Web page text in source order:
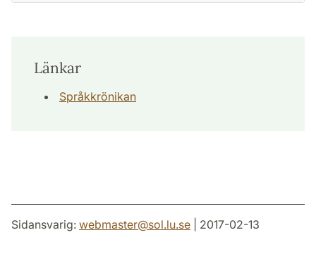
Länkar
Språkkrönikan
Sidansvarig: webmaster@sol.lu.se | 2017-02-13